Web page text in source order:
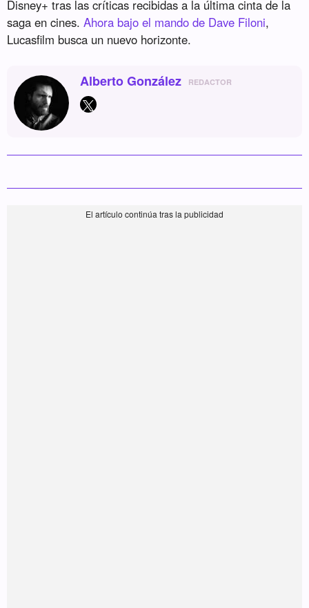
Disney+ tras las críticas recibidas a la última cinta de la
saga en cines.Ahora bajo el mando de Dave Filoni,
Lucasfilm busca un nuevo horizonte.
Alberto González REDACTOR